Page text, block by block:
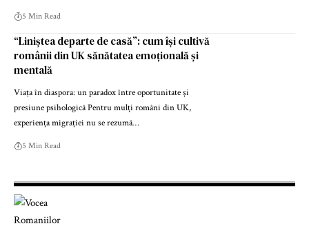
5 Min Read
“Liniștea departe de casă”: cum își cultivă
românii din UK sănătatea emoțională și
mentală
Viața în diaspora: un paradox între oportunitate și
presiune psihologică Pentru mulți români din UK,
experiența migrației nu se rezumă…
5 Min Read